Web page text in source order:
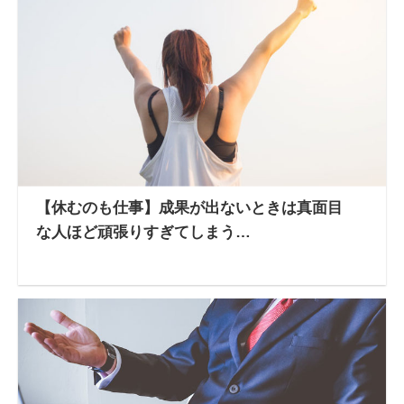
【休むのも仕事】成果が出ないときは真面目
な人ほど頑張りすぎてしまう…